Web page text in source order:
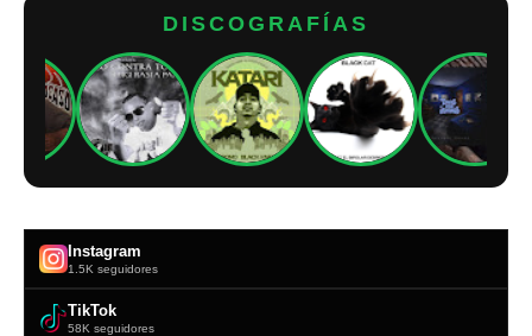
DISCOGRAFÍAS
Instagram
1.5K seguidores
TikTok
58K seguidores